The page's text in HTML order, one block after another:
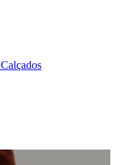
Calçados